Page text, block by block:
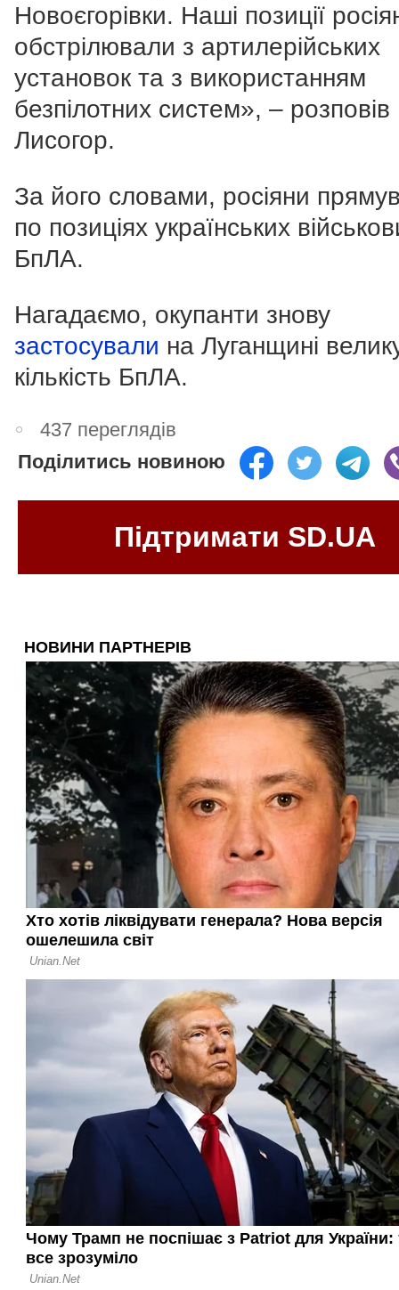
Новоєгорівки. Наші позиції
обстрілювали з артилерійських
установок та з використанням
безпілотних систем», – розповів
Лисогор.
За його словами, росіяни
по позиціях українських
БпЛА.
Нагадаємо, окупанти знову
застосували на Луганщині
кількість БпЛА.
437 переглядів
Поділитись новиною
Підтримати SD.UA